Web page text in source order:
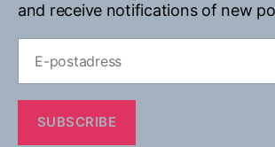
and receive notifications of new
postadress
SUBSCRIBE